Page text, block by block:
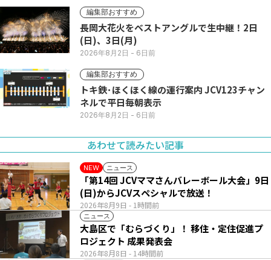
編集部おすすめ
長岡大花火をベストアングルで生中継！2日
(日)、3日(月)
2026年8月2日 - 6日前
編集部おすすめ
トキ鉄･ほくほく線の運行案内 JCV123チャン
ネルで平日毎朝表示
2026年8月2日 - 6日前
あわせて読みたい記事
NEW ニュース
2026年8月9日 - 1時間前
「第14回 JCVママさんバレーボール大会」9日
(日)からJCVスペシャルで放送！
ニュース
2026年8月8日 - 14時間前
大島区で「むらづくり」！ 移住・定住促進プ
ロジェクト 成果発表会